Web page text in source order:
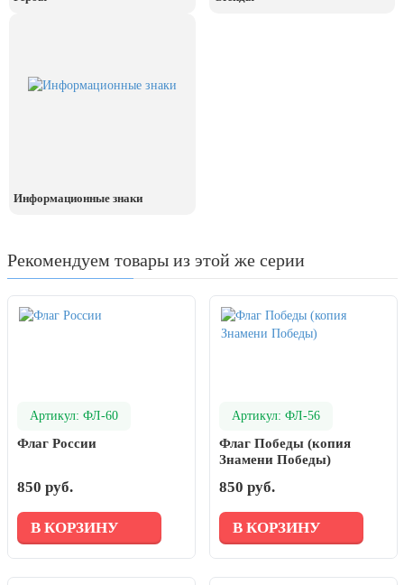
Информационные знаки
Рекомендуем товары из этой же серии
Артикул: ФЛ-60
Флаг России
850 руб.
В КОРЗИНУ
Артикул: ФЛ-56
Флаг Победы (копия
Знамени Победы)
850 руб.
В КОРЗИНУ